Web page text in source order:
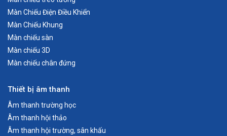
Màn Chiếu Điện Điều Khiển
Màn Chiếu Khung
Màn chiếu sàn
Màn chiếu 3D
Màn chiếu chân đứng
Thiết bị âm thanh
Âm thanh trường học
Âm thanh hội thảo
Âm thanh hội trường, sân khấu